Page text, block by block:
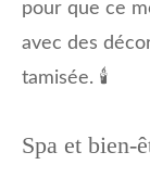
pour que ce
avec des
tamisée. 🕯️
Spa et bien-